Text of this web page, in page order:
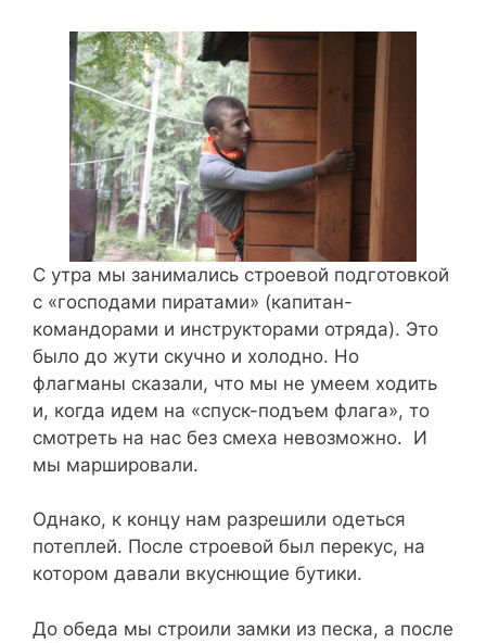
C утра мы занимались строевой подготовкой
с «господами пиратами» (капитан-
командорами и инструкторами отряда). Это
было до жути скучно и холодно. Но
флагманы сказали, что мы не умеем ходить
и, когда идем на «спуск-подъем флага», то
смотреть на нас без смеха невозможно. И
мы маршировали.
Однако, к концу нам разрешили одеться
потеплей. После строевой был перекус, на
котором давали вкуснющие бутики.
До обеда мы строили замки из песка, а после